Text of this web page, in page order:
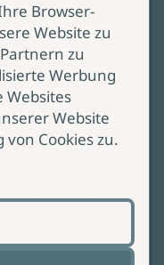
zur Produktsicherheit
Sie sich bitte an
Browser-
Website zu
zu
Werbung
Websites
Website
Cookies zu.